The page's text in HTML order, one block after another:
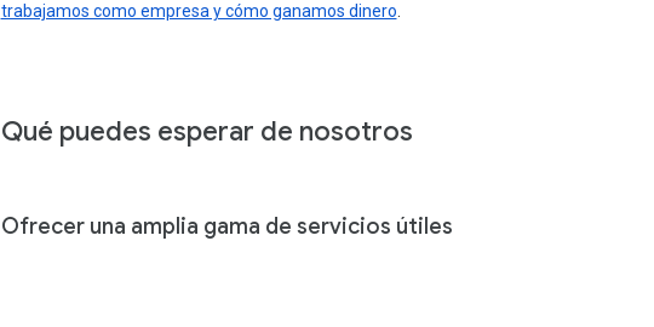
trabajamos como empresa y cómo ganamos dinero.
Qué puedes esperar de nosotros
Ofrecer una amplia gama de servicios útiles